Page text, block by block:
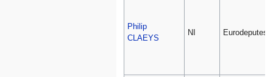
Philip
CLAEYS
NI